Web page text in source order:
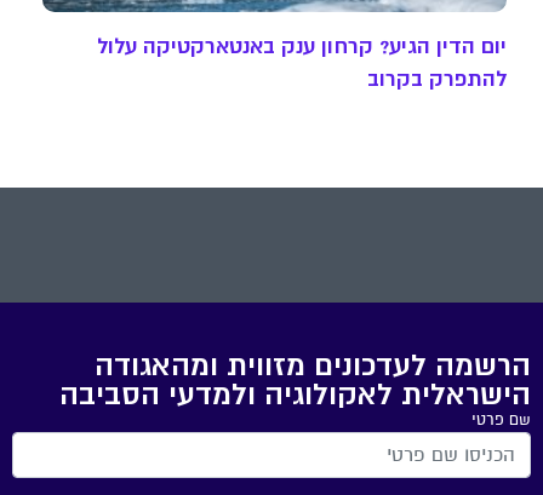
יום הדין הגיע? קרחון ענק באנטארקטיקה עלול
להתפרק בקרוב
הרשמה לעדכונים מזווית ומהאגודה
הישראלית לאקולוגיה ולמדעי הסביבה
שם פרטי